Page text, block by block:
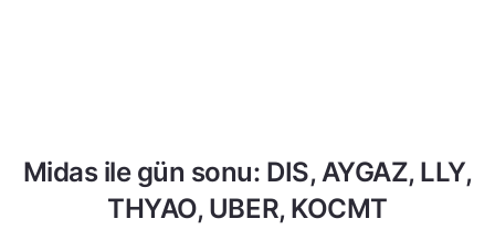
Midas ile gün sonu: DIS, AYGAZ, LLY,
THYAO, UBER, KOCMT